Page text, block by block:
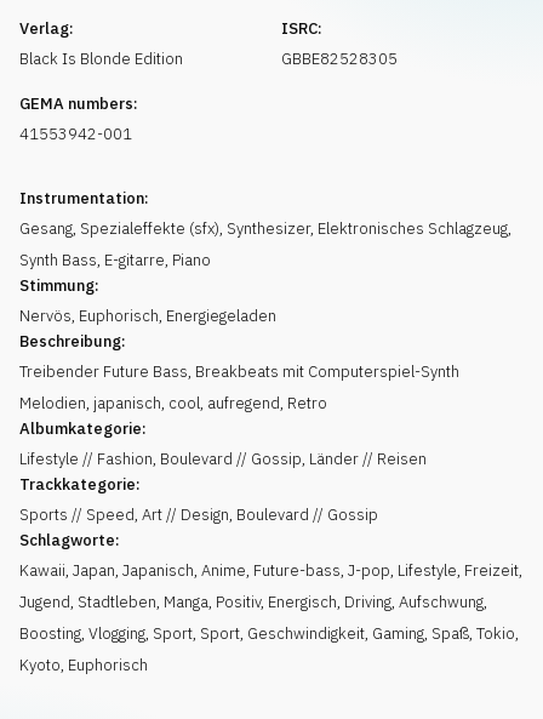
Verlag:
Black Is Blonde Edition
ISRC:
GBBE82528305
GEMA numbers:
41553942-001
Instrumentation:
Gesang, Spezialeffekte (sfx), Synthesizer, Elektronisches Schlagzeug,
Synth Bass, E-gitarre, Piano
Stimmung:
Nervös, Euphorisch, Energiegeladen
Beschreibung:
Treibender Future Bass, Breakbeats mit Computerspiel-Synth
Melodien, japanisch, cool, aufregend, Retro
Albumkategorie:
Lifestyle // Fashion, Boulevard // Gossip, Länder // Reisen
Trackkategorie:
Sports // Speed, Art // Design, Boulevard // Gossip
Schlagworte:
Kawaii, Japan, Japanisch, Anime, Future-bass, J-pop, Lifestyle, Freizeit,
Jugend, Stadtleben, Manga, Positiv, Energisch, Driving, Aufschwung,
Boosting, Vlogging, Sport, Sport, Geschwindigkeit, Gaming, Spaß, Tokio,
Kyoto, Euphorisch